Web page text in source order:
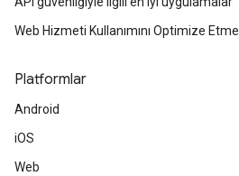
Web Hizmeti Kullanımını Optimize Etme
Platformlar
Android
iOS
Web